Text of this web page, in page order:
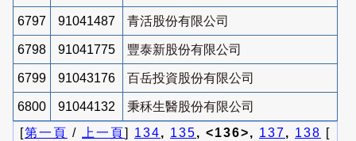
6797 91041487 青活股份有限公司
6798 91041775 豐泰新股份有限公司
6799 91043176 百岳投資股份有限公司
6800 91044132
秉秝生醫股份有限公司
[第一頁 / 上一頁] 134, 135, <136>, 137, 138 [